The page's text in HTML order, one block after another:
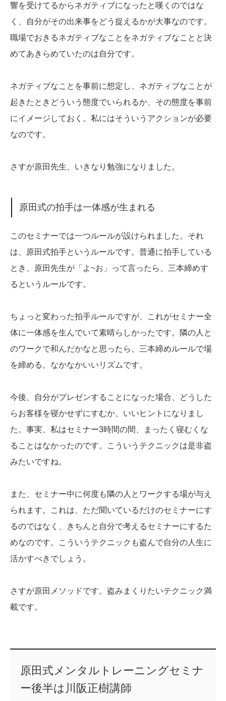
響を受けてるからネガティブになったと嘆くのではな
く、自分がその出来事をどう捉えるかが大事なのです。
職場でおきるネガティブなことをネガティブなことと決
めてあきらめていたのは自分です。
ネガティブなことを事前に想定し、ネガティブなことが
起きたときどういう態度でいられるか、その態度を事前
にイメージしておく。私にはそういうアクションが必要
なのです。
さすが原田先生、いきなり勉強になりました。
原田式の拍手は一体感が生まれる
このセミナーでは一つルールが設けられました。それ
は、原田式拍手というルールです。普通に拍手している
とき、原田先生が「よ~お」って言ったら、三本締めす
るというルールです。
ちょっと変わった拍手ルールですが、これがセミナー全
体に一体感を生んでいて素晴らしかったです。隣の人と
のワークで和んだかなと思ったら、三本締めルールで場
を締める。なかなかいいリズムです。
今後、自分がプレゼンすることになった場合、どうした
らお客様を寝かせずにすむか、いいヒントになりまし
た。事実、私はセミナー3時間の間、まったく寝むくな
ることはなかったのです。こういうテクニックは是非盗
みたいですね。
また、セミナー中に何度も隣の人とワークする場が与え
られます。これは、ただ聞いているだけのセミナーにす
るのではなく、きちんと自分で考えるセミナーにするた
めなのです。こういうテクニックも盗んで自分の人生に
活かすべきでしょう。
さすが原田メソッドです。盗みまくりたいテクニック満
載です。
原田式メンタルトレーニングセミナ
ー後半は川阪正樹講師